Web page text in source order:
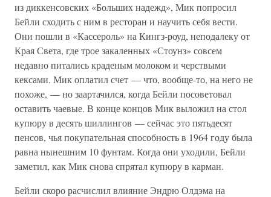
из диккенсовских «Больших надежд», Мик попросил
Бейли сходить с ним в ресторан и научить себя вести.
Они пошли в «Кассероль» на Кингз-роуд, неподалеку от
Края Света, где трое закаленных «Стоунз» совсем
недавно питались краденым молоком и черствыми
кексами. Мик оплатил счет — что, вообще-то, на него не
похоже, — но заартачился, когда Бейли посоветовал
оставить чаевые. В конце концов Мик выложил на стол
купюру в десять шиллингов — сейчас это пятьдесят
пенсов, чья покупательная способность в 1964 году была
равна нынешним 10 фунтам. Когда они уходили, Бейли
заметил, как Мик снова спрятал купюру в карман.
Бейли скоро расчислил влияние Эндрю Олдэма на